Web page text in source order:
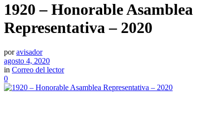
1920 – Honorable Asamblea
Representativa – 2020
por avisador
agosto 4, 2020
in Correo del lector
0